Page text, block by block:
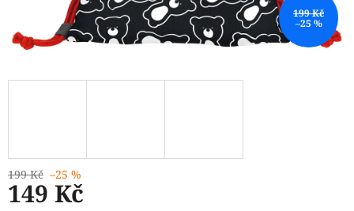
199 Kč
–25 %
199 Kč –25 %
149 Kč